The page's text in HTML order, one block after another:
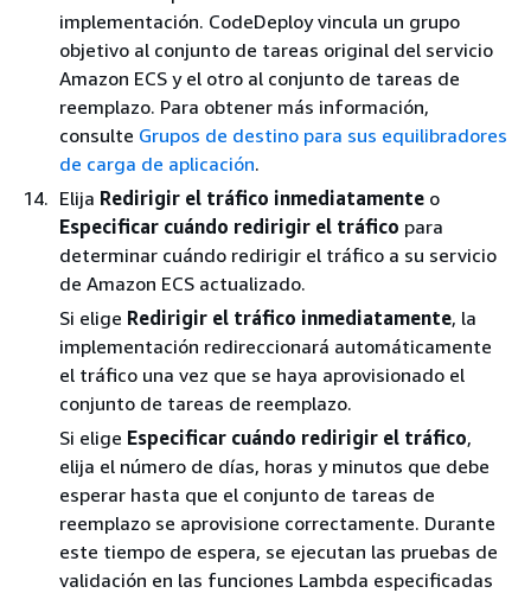
implementación. CodeDeploy vincula un grupo
objetivo al conjunto de tareas original del servicio
Amazon ECS y el otro al conjunto de tareas de
reemplazo. Para obtener más información,
consulte Grupos de destino para sus equilibradores
de carga de aplicación.
Elija Redirigir el tráfico inmediatamente o
Especificar cuándo redirigir el tráfico para
determinar cuándo redirigir el tráfico a su servicio
de Amazon ECS actualizado.
Si elige Redirigir el tráfico inmediatamente, la
implementación redireccionará automáticamente
el tráfico una vez que se haya aprovisionado el
conjunto de tareas de reemplazo.
Si elige Especificar cuándo redirigir el tráfico,
elija el número de días, horas y minutos que debe
esperar hasta que el conjunto de tareas de
reemplazo se aprovisione correctamente. Durante
este tiempo de espera, se ejecutan las pruebas de
validación en las funciones Lambda especificadas